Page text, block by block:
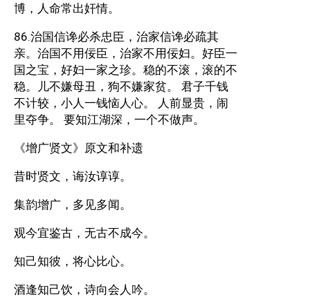
博，人命常出奸情。
86.治国信谗必杀忠臣，治家信谗必疏其
亲。治国不用佞臣，治家不用佞妇。好臣一
国之宝，好妇一家之珍。稳的不滚，滚的不
稳。儿不嫌母丑，狗不嫌家贫。 君子千钱
不计较，小人一钱恼人心。 人前显贵，闹
里夺争。 要知江湖深，一个不做声。
《增广贤文》原文和补遗
昔时贤文，诲汝谆谆。
集韵增广，多见多闻。
观今宜鉴古，无古不成今。
知己知彼，将心比心。
酒逢知己饮，诗向会人吟。